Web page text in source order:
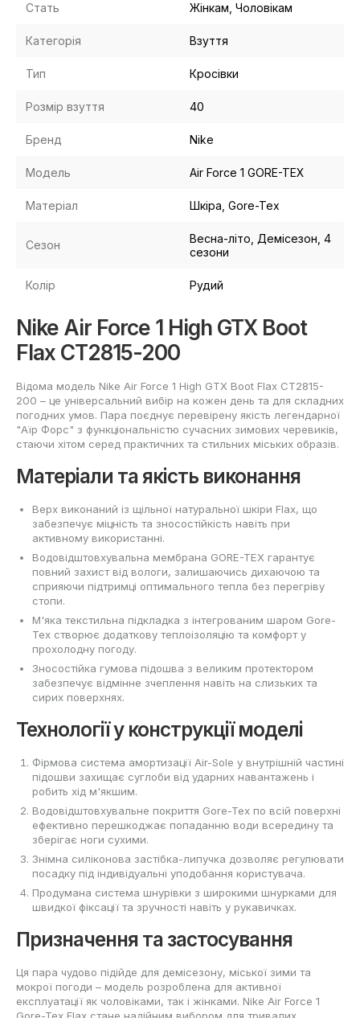
Стать Жінкам, Чоловікам
Категорія Взуття
Тип Кросівки
Розмір взуття 40
Бренд Nike
Модель Air Force 1 GORE-TEX
Матеріал Шкіра, Gore-Tex
Сезон
Весна-літо, Демісезон, 4
сезони
Колір Рудий
Nike Air Force 1 High GTX Boot
Flax CT2815-200
Відома модель Nike Air Force 1 High GTX Boot Flax CT2815-
200 – це універсальний вибір на кожен день та для складних
погодних умов. Пара поєднує перевірену якість легендарної
"Аїр Форс" з функціональністю сучасних зимових черевиків,
стаючи хітом серед практичних та стильних міських образів.
Матеріали та якість виконання
Верх виконаний із щільної натуральної шкіри Flax, що
забезпечує міцність та зносостійкість навіть при
активному використанні.
Водовідштовхувальна мембрана GORE-TEX гарантує
повний захист від вологи, залишаючись дихаючою та
сприяючи підтримці оптимального тепла без перегріву
стопи.
М'яка текстильна підкладка з інтегрованим шаром Gore-
Tex створює додаткову теплоізоляцію та комфорт у
прохолодну погоду.
Зносостійка гумова підошва з великим протектором
забезпечує відмінне зчеплення навіть на слизьких та
сирих поверхнях.
Технології у конструкції моделі
Фірмова система амортизації Air-Sole у внутрішній частині
підошви захищає суглоби від ударних навантажень і
робить хід м'якшим.
Водовідштовхувальне покриття Gore-Tex по всій поверхні
ефективно перешкоджає попаданню води всередину та
зберігає ноги сухими.
Знімна силіконова застібка-липучка дозволяє регулювати
посадку під індивідуальні уподобання користувача.
Продумана система шнурівки з широкими шнурками для
швидкої фіксації та зручності навіть у рукавичках.
Призначення та застосування
Ця пара чудово підійде для демісезону, міської зими та
мокрої погоди – модель розроблена для активної
експлуатації як чоловіками, так і жінками. Nike Air Force 1